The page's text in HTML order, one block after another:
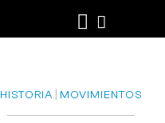
HISTORIA MOVIMIENTOS